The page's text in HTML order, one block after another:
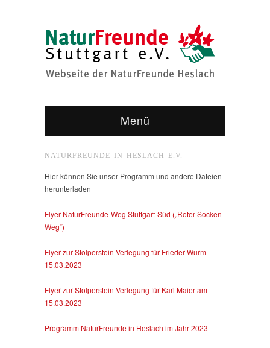
Menü
NATURFREUNDE IN HESLACH E.V.
Hier können Sie unser Programm und andere Dateien
herunterladen
Flyer NaturFreunde-Weg Stuttgart-Süd („Roter-Socken-
Weg“)
Flyer zur Stolperstein-Verlegung für Frieder Wurm
15.03.2023
Flyer zur Stolperstein-Verlegung für Karl Maier am
15.03.2023
Programm NaturFreunde in Heslach im Jahr 2023